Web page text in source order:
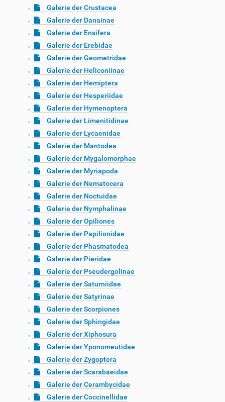
Galerie der Crustacea
Galerie der Danainae
Galerie der Ensifera
Galerie der Erebidae
Galerie der Geometridae
Galerie der Heliconiinae
Galerie der Hemiptera
Galerie der Hesperiidae
Galerie der Hymenoptera
Galerie der Limenitidinae
Galerie der Lycaenidae
Galerie der Mantodea
Galerie der Mygalomorphae
Galerie der Myriapoda
Galerie der Nematocera
Galerie der Noctuidae
Galerie der Nymphalinae
Galerie der Opiliones
Galerie der Papilionidae
Galerie der Phasmatodea
Galerie der Pieridae
Galerie der Pseudergolinae
Galerie der Saturniidae
Galerie der Satyrinae
Galerie der Scorpiones
Galerie der Sphingidae
Galerie der Xiphosura
Galerie der Yponomeutidae
Galerie der Zygoptera
Galerie der Scarabaeidae
Galerie der Cerambycidae
Galerie der Coccinellidae